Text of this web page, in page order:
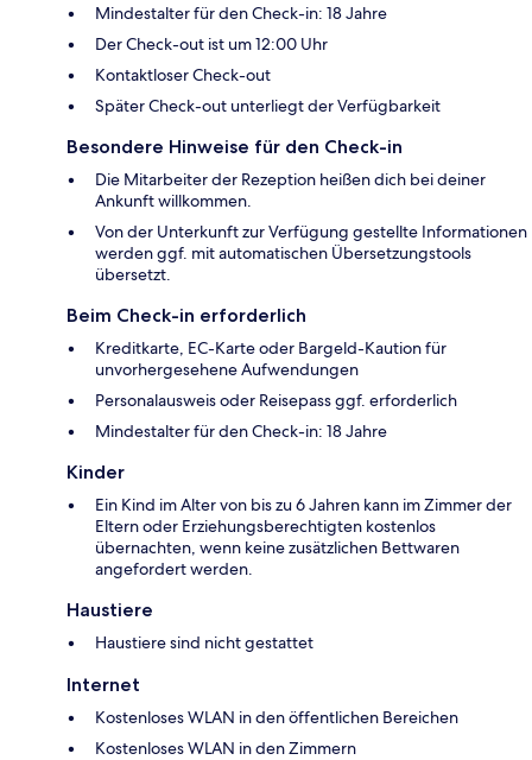
Mindestalter für den Check-in: 18 Jahre
Der Check-out ist um 12:00 Uhr
Kontaktloser Check-out
Später Check-out unterliegt der Verfügbarkeit
Besondere Hinweise für den Check-in
Die Mitarbeiter der Rezeption heißen dich bei deiner
Ankunft willkommen.
Von der Unterkunft zur Verfügung gestellte Informationen
werden ggf. mit automatischen Übersetzungstools
übersetzt.
Beim Check-in erforderlich
Kreditkarte, EC-Karte oder Bargeld-Kaution für
unvorhergesehene Aufwendungen
Personalausweis oder Reisepass ggf. erforderlich
Mindestalter für den Check-in: 18 Jahre
Kinder
Ein Kind im Alter von bis zu 6 Jahren kann im Zimmer der
Eltern oder Erziehungsberechtigten kostenlos
übernachten, wenn keine zusätzlichen Bettwaren
angefordert werden.
Haustiere
Haustiere sind nicht gestattet
Internet
Kostenloses WLAN in den öffentlichen Bereichen
Kostenloses WLAN in den Zimmern